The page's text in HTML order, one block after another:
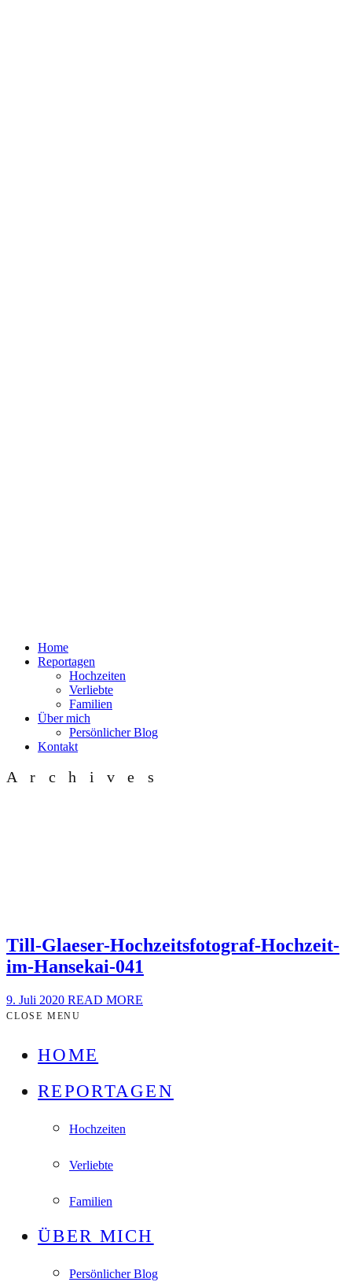
Home
Reportagen
Hochzeiten
Verliebte
Familien
Über mich
Persönlicher Blog
Kontakt
Archives
Till-Glaeser-Hochzeitsfotograf-Hochzeit-
im-Hansekai-041
9. Juli 2020 READ MORE
CLOSE MENU
HOME
REPORTAGEN
Hochzeiten
Verliebte
Familien
ÜBER MICH
Persönlicher Blog